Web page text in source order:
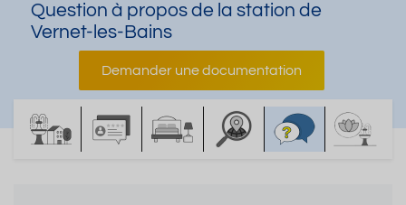
Question à propos de la station de
Vernet-les-Bains
Demander une documentation